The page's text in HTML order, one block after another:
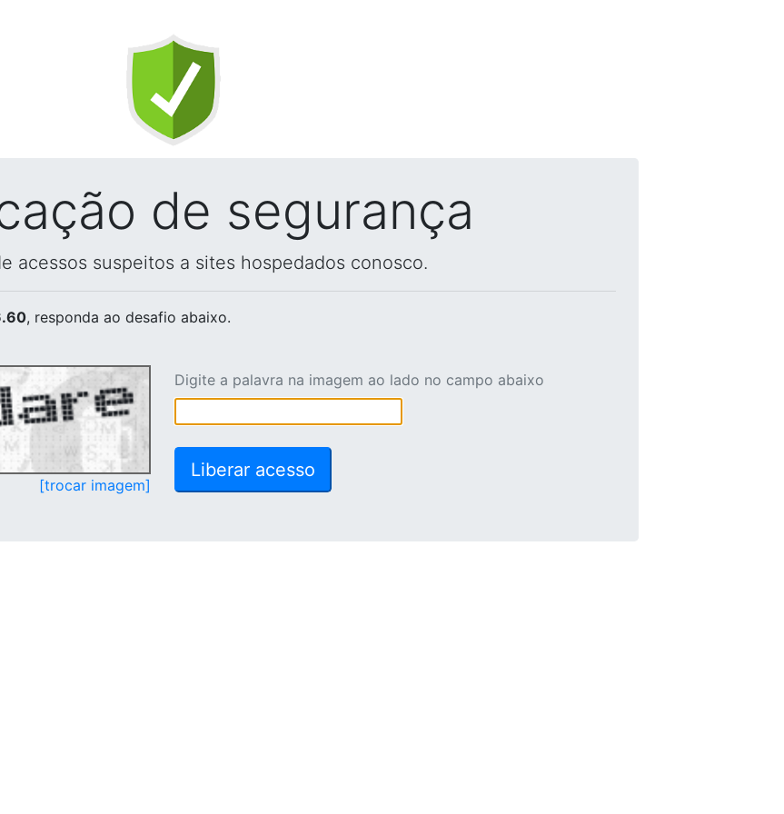
de segurança
acessos suspeitos a sites hospedados conosco.
, responda ao desafio abaixo.
[trocar imagem]
Digite a palavra na imagem ao lado no campo abaixo